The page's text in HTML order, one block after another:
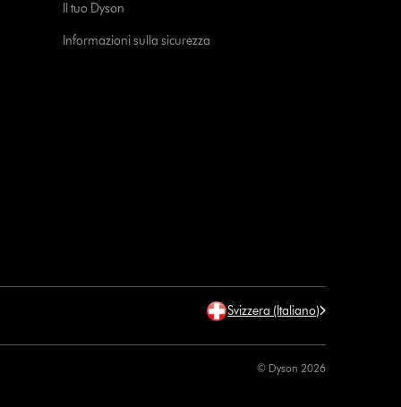
Il tuo Dyson
Informazioni sulla sicurezza
Svizzera (Italiano)
© Dyson 2026